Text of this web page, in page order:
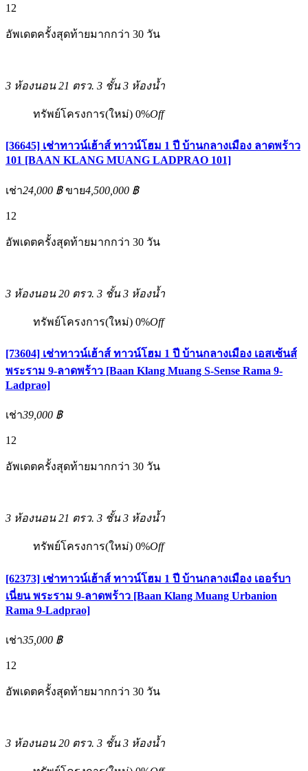
12
อัพเดตครั้งสุดท้ายมากกว่า 30 วัน
3 ห้องนอน 21 ตรว. 3 ชั้น 3 ห้องน้ำ
ทรัพย์โครงการ(ใหม่) 0%Off
[36645] เช่าทาวน์เฮ้าส์ ทาวน์โฮม 1 ปี บ้านกลางเมือง ลาดพร้าว
101 [BAAN KLANG MUANG LADPRAO 101]
เช่า24,000 ฿ ขาย4,500,000 ฿
12
อัพเดตครั้งสุดท้ายมากกว่า 30 วัน
3 ห้องนอน 20 ตรว. 3 ชั้น 3 ห้องน้ำ
ทรัพย์โครงการ(ใหม่) 0%Off
[73604] เช่าทาวน์เฮ้าส์ ทาวน์โฮม 1 ปี บ้านกลางเมือง เอสเซ้นส์
พระราม 9-ลาดพร้าว [Baan Klang Muang S-Sense Rama 9-
Ladprao]
เช่า39,000 ฿
12
อัพเดตครั้งสุดท้ายมากกว่า 30 วัน
3 ห้องนอน 21 ตรว. 3 ชั้น 3 ห้องน้ำ
ทรัพย์โครงการ(ใหม่) 0%Off
[62373] เช่าทาวน์เฮ้าส์ ทาวน์โฮม 1 ปี บ้านกลางเมือง เออร์บา
เนี่ยน พระราม 9-ลาดพร้าว [Baan Klang Muang Urbanion
Rama 9-Ladprao]
เช่า35,000 ฿
12
อัพเดตครั้งสุดท้ายมากกว่า 30 วัน
3 ห้องนอน 20 ตรว. 3 ชั้น 3 ห้องน้ำ